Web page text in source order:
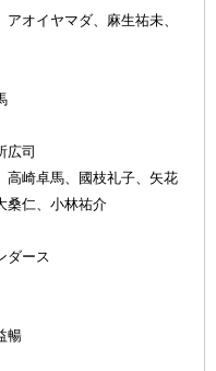
オイヤマダ、麻生祐未、
広司
高崎卓馬、國枝礼子、矢花
桑仁、小林祐介
ダース
暢